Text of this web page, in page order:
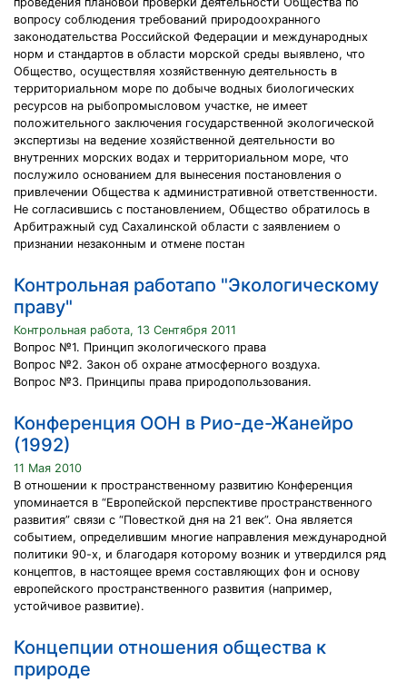
вопросу соблюдения требований природоохранного
законодательства Российской Федерации и международных
норм и стандартов в области морской среды выявлено, что
Общество, осуществляя хозяйственную деятельность в
территориальном море по добыче водных биологических
ресурсов на рыбопромысловом участке, не имеет
положительного заключения государственной экологической
экспертизы на ведение хозяйственной деятельности во
внутренних морских водах и территориальном море, что
послужило основанием для вынесения постановления о
привлечении Общества к административной ответственности.
Не согласившись с постановлением, Общество обратилось в
Арбитражный суд Сахалинской области с заявлением о
признании незаконным и отмене постан
Контрольная работапо "Экологическому
праву"
Контрольная работа, 13 Сентября 2011
Вопрос №1. Принцип экологического права
Вопрос №2. Закон об охране атмосферного воздуха.
Вопрос №3. Принципы права природопользования.
Конференция ООН в Рио-де-Жанейро
(1992)
11 Мая 2010
В отношении к пространственному развитию Конференция
упоминается в “Европейской перспективе пространственного
развития” связи с “Повесткой дня на 21 век”. Она является
событием, определившим многие направления международной
политики 90-х, и благодаря которому возник и утвердился ряд
концептов, в настоящее время составляющих фон и основу
европейского пространственного развития (например,
устойчивое развитие).
Концепции отношения общества к
природе